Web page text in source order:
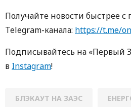
Получайте новости быстрее
Telegram-канала: https://t.me/
Подписывайтесь на «Первый
в Instagram!
БЛЭКАУТ НА ЗАЭС